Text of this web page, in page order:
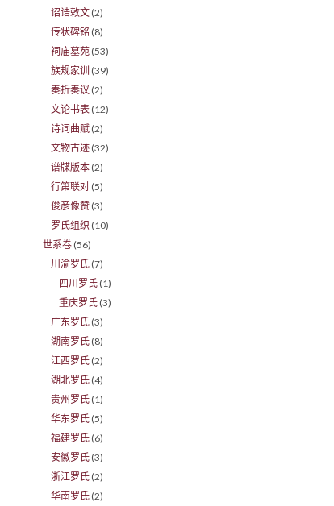
诏诰敕文 (2)
传状碑铭 (8)
祠庙墓苑 (53)
族规家训 (39)
奏折奏议 (2)
文论书表 (12)
诗词曲赋 (2)
文物古迹 (32)
谱牒版本 (2)
行第联对 (5)
俊彦像赞 (3)
罗氏组织 (10)
世系卷 (56)
川渝罗氏 (7)
四川罗氏 (1)
重庆罗氏 (3)
广东罗氏 (3)
湖南罗氏 (8)
江西罗氏 (2)
湖北罗氏 (4)
贵州罗氏 (1)
华东罗氏 (5)
福建罗氏 (6)
安徽罗氏 (3)
浙江罗氏 (2)
华南罗氏 (2)